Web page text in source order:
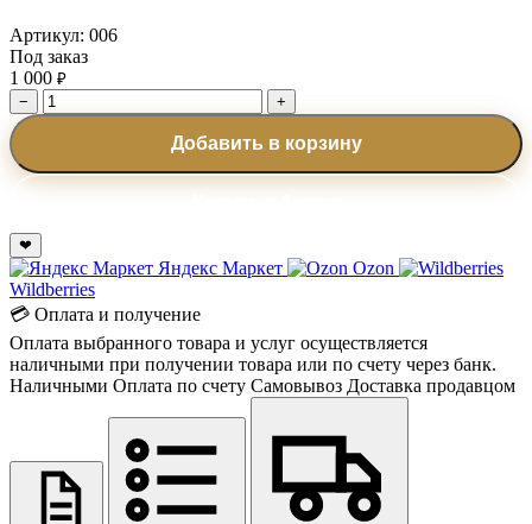
Артикул: 006
Под заказ
1 000 ₽
−
+
Добавить в корзину
❤
Яндекс Маркет
Ozon
Wildberries
💳 Оплата и получение
Оплата выбранного товара и услуг осуществляется
наличными при получении товара или по счету через банк.
Наличными Оплата по счету Самовывоз Доставка продавцом